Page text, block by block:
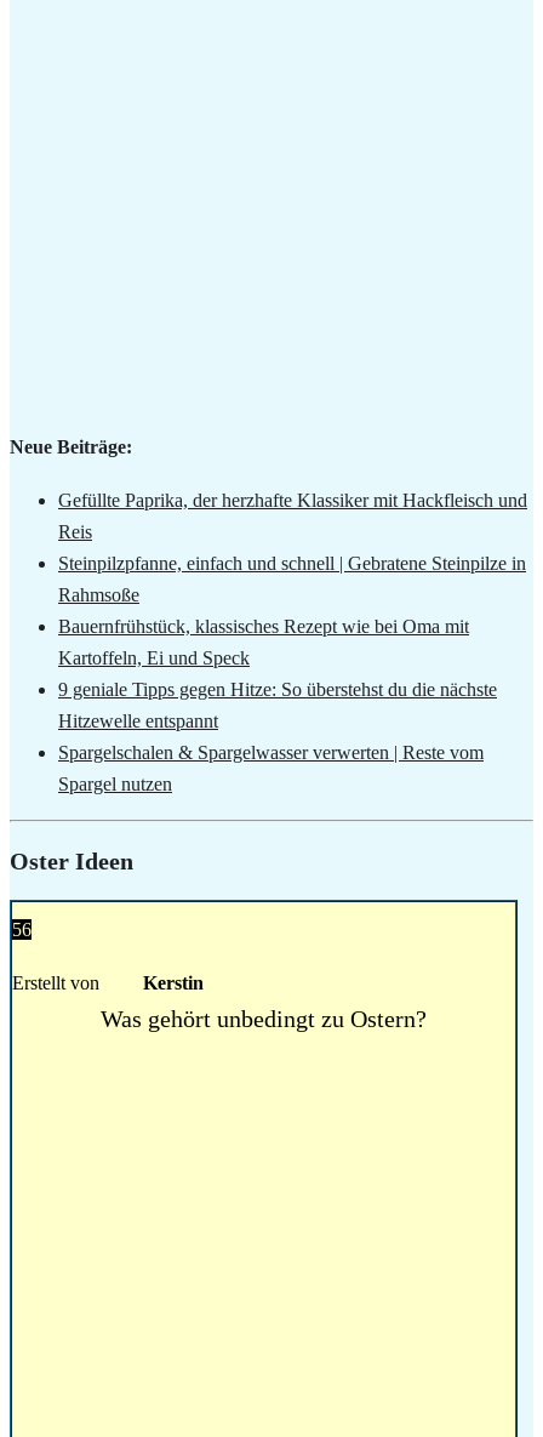
Neue Beiträge:
Gefüllte Paprika, der herzhafte Klassiker mit Hackfleisch und
Reis
Steinpilzpfanne, einfach und schnell | Gebratene Steinpilze in
Rahmsoße
Bauernfrühstück, klassisches Rezept wie bei Oma mit
Kartoffeln, Ei und Speck
9 geniale Tipps gegen Hitze: So überstehst du die nächste
Hitzewelle entspannt
Spargelschalen & Spargelwasser verwerten | Reste vom
Spargel nutzen
Oster Ideen
56
Erstellt von Kerstin
Was gehört unbedingt zu Ostern?